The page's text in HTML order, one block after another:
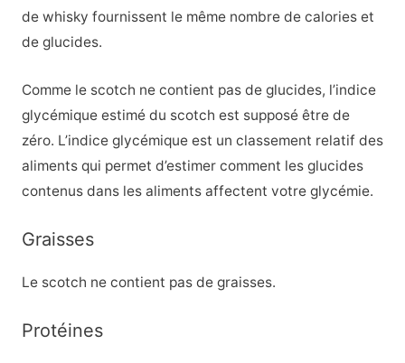
de whisky fournissent le même nombre de calories et
de glucides.
Comme le scotch ne contient pas de glucides, l’indice
glycémique estimé du scotch est supposé être de
zéro. L’indice glycémique est un classement relatif des
aliments qui permet d’estimer comment les glucides
contenus dans les aliments affectent votre glycémie.
Graisses
Le scotch ne contient pas de graisses.
Protéines